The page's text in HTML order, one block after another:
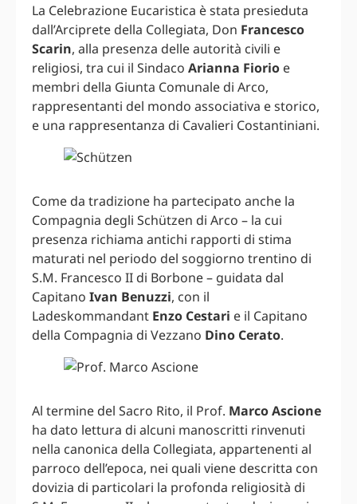
La Celebrazione Eucaristica è stata presieduta
dall’Arciprete della Collegiata, Don Francesco
Scarin, alla presenza delle autorità civili e
religiosi, tra cui il Sindaco Arianna Fiorio e
membri della Giunta Comunale di Arco,
rappresentanti del mondo associativa e storico,
e una rappresentanza di Cavalieri Costantiniani.
Come da tradizione ha partecipato anche la
Compagnia degli Schützen di Arco – la cui
presenza richiama antichi rapporti di stima
maturati nel periodo del soggiorno trentino di
S.M. Francesco II di Borbone – guidata dal
Capitano Ivan Benuzzi, con il
Ladeskommandant Enzo Cestari e il Capitano
della Compagnia di Vezzano Dino Cerato.
Al termine del Sacro Rito, il Prof. Marco Ascione
ha dato lettura di alcuni manoscritti rinvenuti
nella canonica della Collegiata, appartenenti al
parroco dell’epoca, nei quali viene descritta con
dovizia di particolari la profonda religiosità di